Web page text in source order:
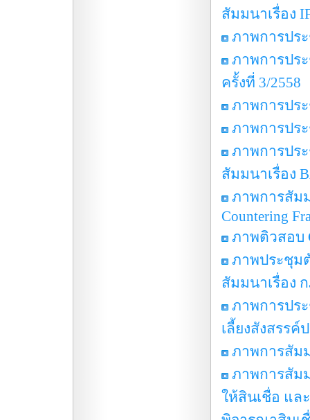
สัมมนาเรื่อง
ภาพการปร
ภาพการปร
ครั้งที่ 3/2558
ภาพการปร
ภาพการปร
ภาพการปร
สัมมนาเรื่อง
ภาพการสัมม
Countering
ภาพติวสอบ
ภาพประชุม
สัมมนาเรื่อง
ภาพการปร
เลี้ยงสังสรรค์
ภาพการสัมม
ภาพการสัม
ให้สินเชื่อ แล